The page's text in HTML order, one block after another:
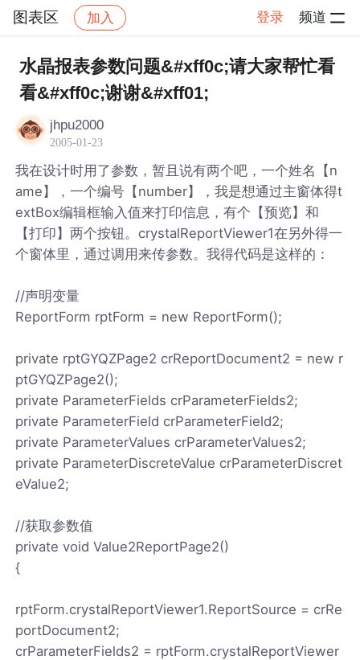
图表区 加入 登录 频道
社区 图表区 帖子详情
水晶报表参数问题&#xff0c;请大家帮忙看
看&#xff0c;谢谢&#xff01;
jhpu2000
2005-01-23
我在设计时用了参数，暂且说有两个吧，一个姓名【n
ame】，一个编号【number】，我是想通过主窗体得t
extBox编辑框输入值来打印信息，有个【预览】和
【打印】两个按钮。crystalReportViewer1在另外得一
个窗体里，通过调用来传参数。我得代码是这样的：
//声明变量
ReportForm rptForm = new ReportForm();
private rptGYQZPage2 crReportDocument2 = new r
ptGYQZPage2();
private ParameterFields crParameterFields2;
private ParameterField crParameterField2;
private ParameterValues crParameterValues2;
private ParameterDiscreteValue crParameterDiscret
eValue2;
//获取参数值
private void Value2ReportPage2()
{
rptForm.crystalReportViewer1.ReportSource = crRe
portDocument2;
crParameterFields2 = rptForm.crystalReportViewer